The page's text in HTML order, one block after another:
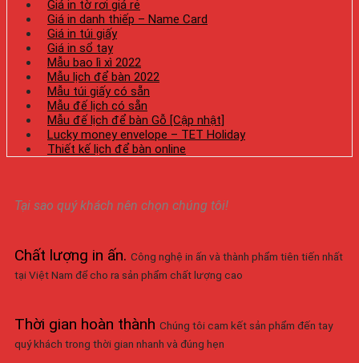
Giá in tờ rơi giá rẻ
Giá in danh thiếp – Name Card
Giá in túi giấy
Giá in sổ tay
Mẫu bao lì xì 2022
Mẫu lịch để bàn 2022
Mẫu túi giấy có sẵn
Mẫu đế lịch có sẵn
Mẫu đế lịch để bàn Gỗ [Cập nhật]
Lucky money envelope – TET Holiday
Thiết kế lịch để bàn online
Tại sao quý khách nên chọn chúng tôi!
Chất lượng in ấn. Công nghệ in ấn và thành phẩm tiên tiến nhất
tại Việt Nam để cho ra sản phẩm chất lượng cao
Thời gian hoàn thành Chúng tôi cam kết sản phẩm đến tay
quý khách trong thời gian nhanh và đúng hẹn